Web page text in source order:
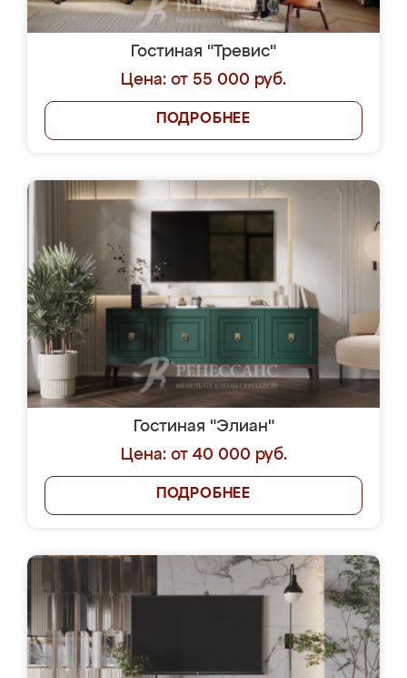
Гостиная "Тревис"
Цена: от 55 000 руб.
ПОДРОБНЕЕ
Гостиная "Элиан"
Цена: от 40 000 руб.
ПОДРОБНЕЕ